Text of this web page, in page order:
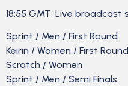
18:55 GMT: Live broadcast
Sprint / Men / First Round
Keirin / Women / First Round
Scratch / Women
Sprint / Men / Semi Finals